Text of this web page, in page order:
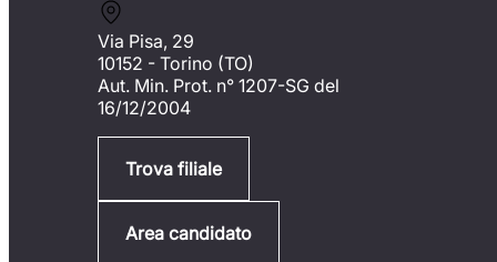
Via Pisa, 29
10152 - Torino (TO)
Aut. Min. Prot. n° 1207-SG del
16/12/2004
Trova filiale
Area candidato